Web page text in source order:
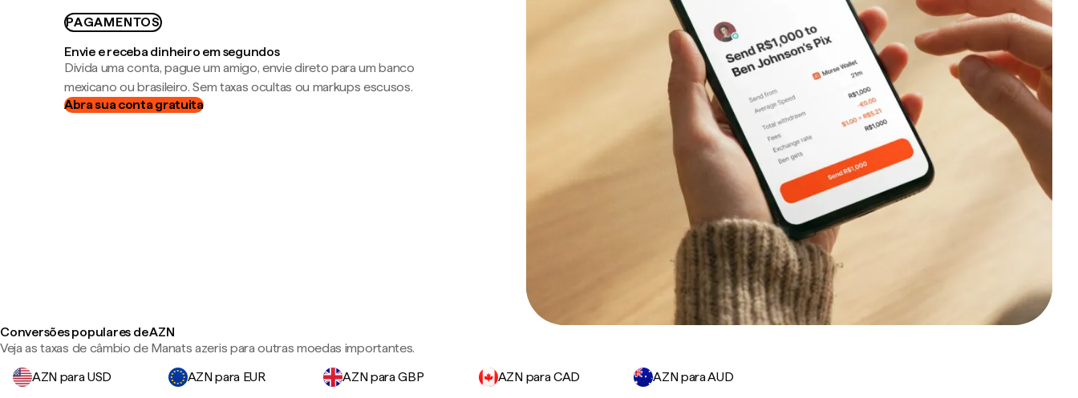
PAGAMENTOS
Envie e receba dinheiro em segundos
Divida uma conta, pague um amigo, envie direto para um banco
mexicano ou brasileiro. Sem taxas ocultas ou markups escusos.
Abra sua conta gratuita
Conversões populares de AZN
Veja as taxas de câmbio de Manats azeris para outras moedas importantes.
AZN para USD
AZN para EUR AZN para GBP AZN para CAD AZN para AUD